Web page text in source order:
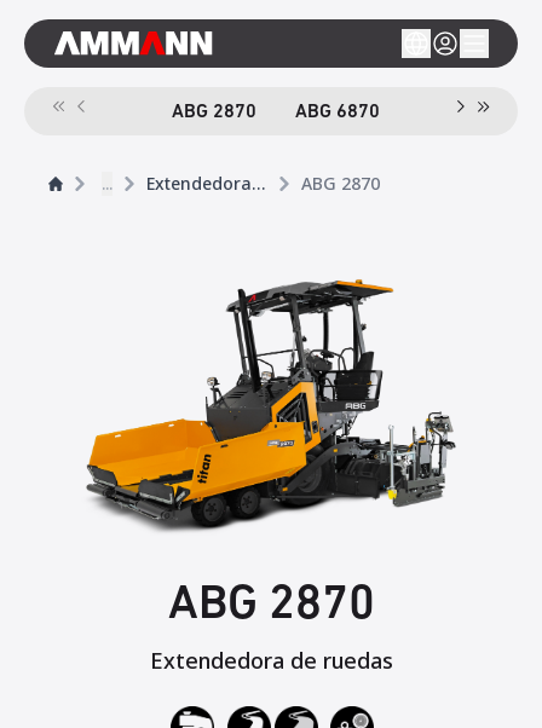
ABG 2870 ABG 6870
... Extendedoras de ruedas ABG 2870
ABG 2870
Extendedora de ruedas